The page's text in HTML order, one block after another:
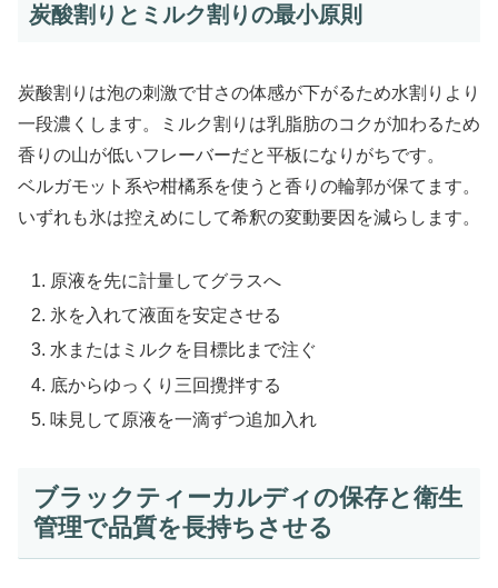
炭酸割りとミルク割りの最小原則
炭酸割りは泡の刺激で甘さの体感が下がるため水割りより
一段濃くします。ミルク割りは乳脂肪のコクが加わるため
香りの山が低いフレーバーだと平板になりがちです。
ベルガモット系や柑橘系を使うと香りの輪郭が保てます。
いずれも氷は控えめにして希釈の変動要因を減らします。
原液を先に計量してグラスへ
氷を入れて液面を安定させる
水またはミルクを目標比まで注ぐ
底からゆっくり三回攪拌する
味見して原液を一滴ずつ追加入れ
ブラックティーカルディの保存と衛生
管理で品質を長持ちさせる